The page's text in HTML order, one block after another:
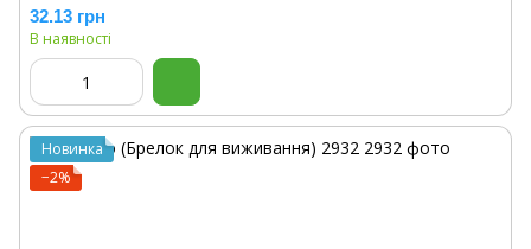
32.13 грн
В наявності
Новинка
−2%